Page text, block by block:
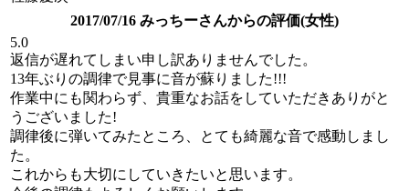
2017/07/16 みっちーさんからの評価(女性)
5.0
返信が遅れてしまい申し訳ありませんでした。
13年ぶりの調律で見事に音が蘇りました!!!
作業中にも関わらず、貴重なお話をしていただきありがと
うございました!
調律後に弾いてみたところ、とても綺麗な音で感動しまし
た。
これからも大切にしていきたいと思います。